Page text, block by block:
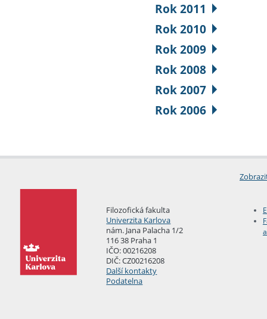
Rok 2011
Rok 2010
Rok 2009
Rok 2008
Rok 2007
Rok 2006
Filozofická fakulta
Univerzita Karlova
nám. Jana Palacha 1/2
116 38 Praha 1
IČO: 00216208
DIČ: CZ00216208
Další kontakty
Podatelna